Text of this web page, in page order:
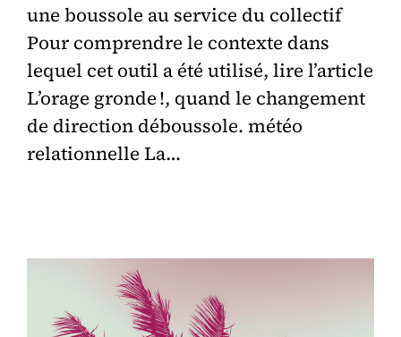
une boussole au service du collectif
Pour comprendre le contexte dans
lequel cet outil a été utilisé, lire l’article
L’orage gronde !, quand le changement
de direction déboussole. météo
relationnelle La…